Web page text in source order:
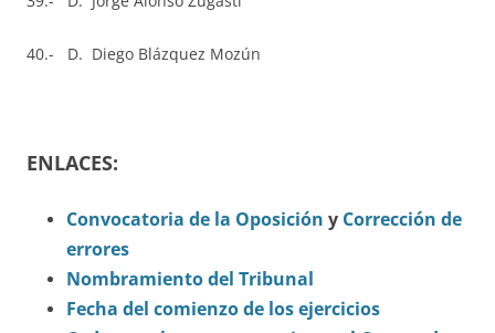
40.- D. Diego Blázquez Mozún
ENLACES:
Convocatoria de la Oposición y Corrección de
errores
Nombramiento del Tribunal
Fecha del comienzo de los ejercicios